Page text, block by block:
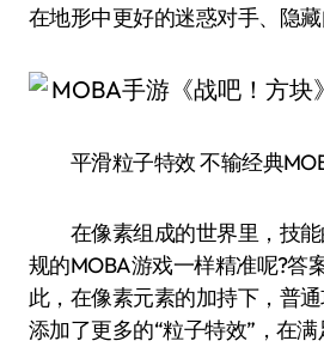
在地形中更好的迷惑对手、隐藏
平滑粒子特效 不输经典
在像素组成的世界里，技能
规的MOBA游戏一样精准呢?答
此，在像素元素的加持下，普
添加了更多的“粒子特效”，在